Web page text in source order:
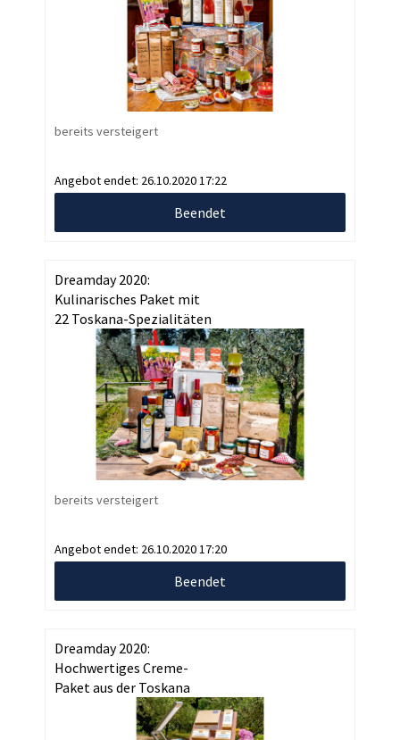
bereits versteigert
Angebot endet: 26.10.2020 17:22
Beendet
Dreamday 2020:
Kulinarisches Paket mit
22 Toskana-Spezialitäten
bereits versteigert
Angebot endet: 26.10.2020 17:20
Beendet
Dreamday 2020:
Hochwertiges Creme-
Paket aus der Toskana